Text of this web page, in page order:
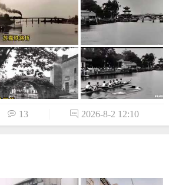
 13  2026-8-2 12:10